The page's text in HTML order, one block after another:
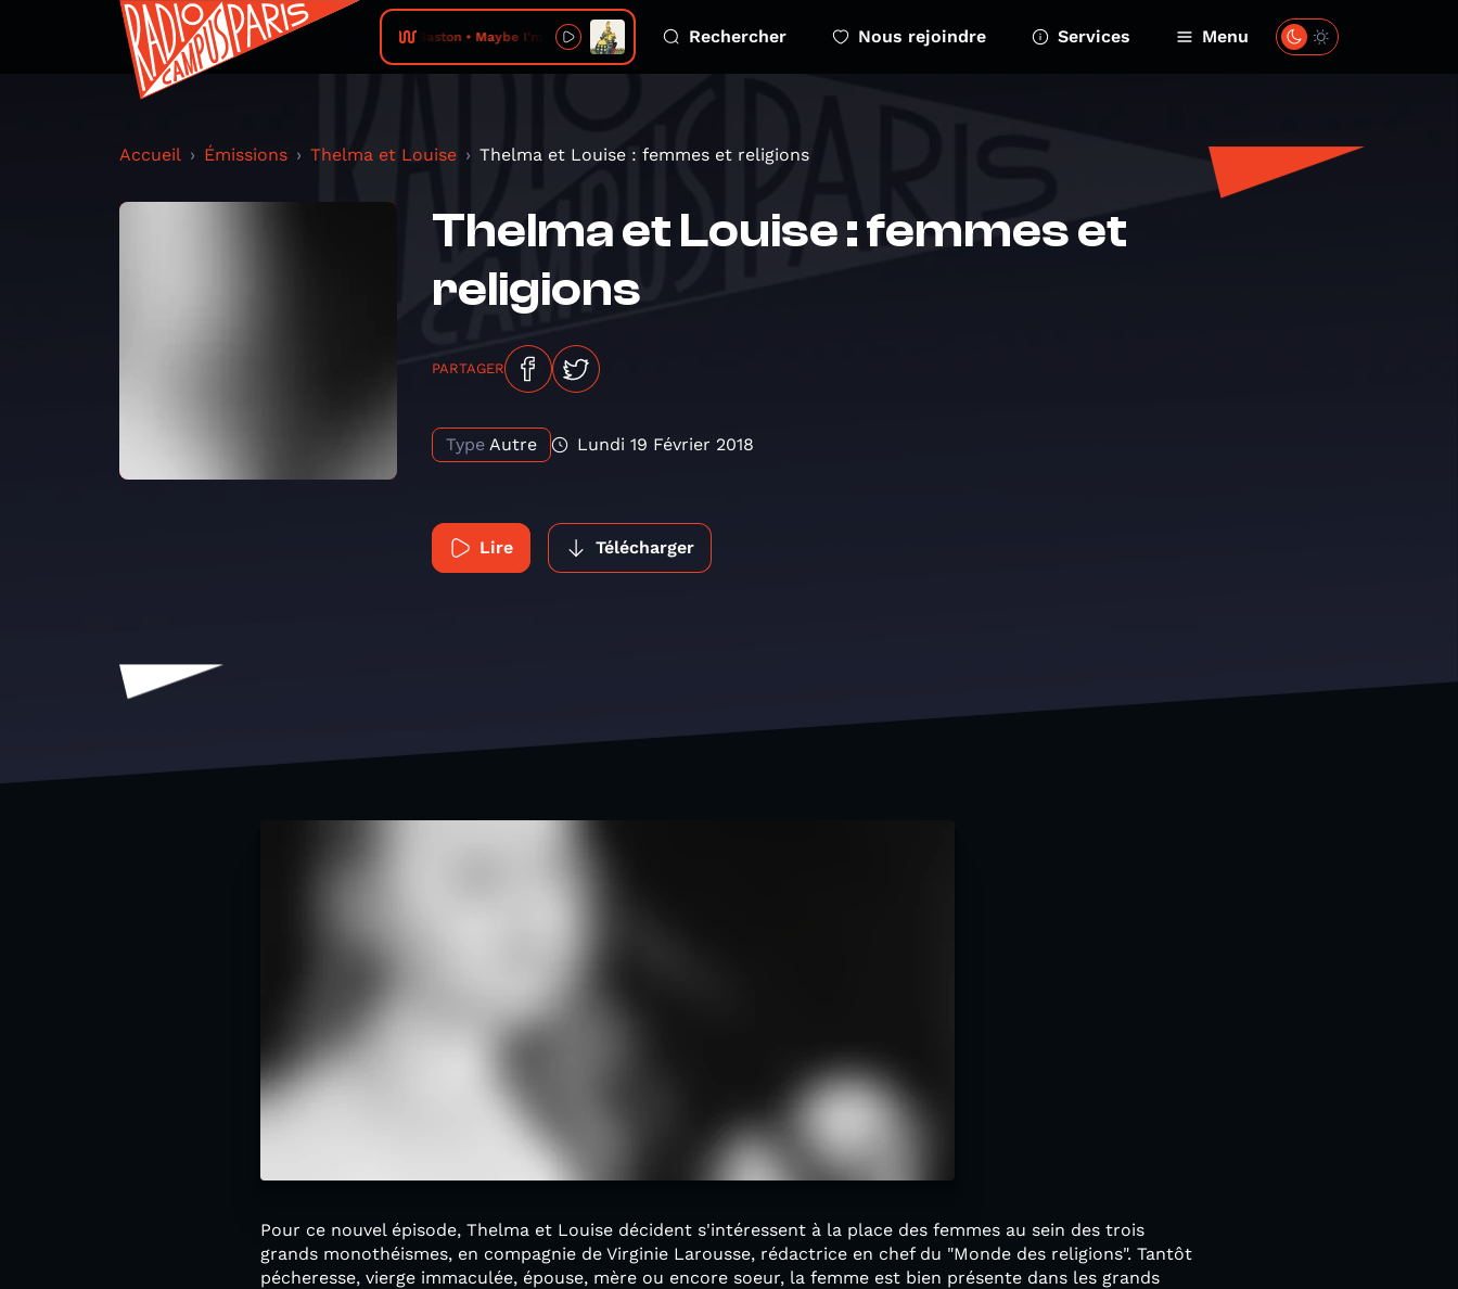
Baston • Maybe I'm Dead Rechercher Nous rejoindre Services Menu
Accueil Émissions Thelma et Louise Thelma et Louise : femmes et religions
Thelma et Louise : femmes et
religions
PARTAGER
Type Autre Lundi 19 Février 2018
Lire Télécharger
Pour ce nouvel épisode, Thelma et Louise décident s'intéressent à la place des femmes au sein des trois
grands monothéismes, en compagnie de Virginie Larousse, rédactrice en chef du "Monde des religions". Tantôt
pécheresse, vierge immaculée, épouse, mère ou encore soeur, la femme est bien présente dans les grands